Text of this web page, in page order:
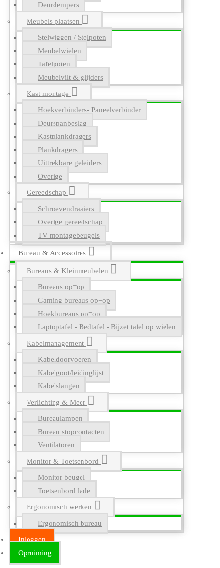
Deurdempers
Meubels plaatsen
Stelwiggen / Stelpoten
Meubelwielen
Tafelpoten
Meubelvilt & glijders
Kast montage
Hoekverbinders- Paneelverbinder
Deurspanbeslag
Kastplankdragers
Plankdragers
Uittrekbare geleiders
Overige
Gereedschap
Schroevendraaiers
Overige gereedschap
TV montagebeugels
Bureau & Accessoires
Bureaus & Kleinmeubelen
Bureaus op=op
Gaming bureaus op=op
Hoekbureaus op=op
Laptoptafel - Bedtafel - Bijzet tafel op wielen
Kabelmanagement
Kabeldoorvoeren
Kabelgoot/leidinglijst
Kabelslangen
Verlichting & Meer
Bureaulampen
Bureau stopcontacten
Ventilatoren
Monitor & Toetsenbord
Monitor beugel
Toetsenbord lade
Ergonomisch werken
Ergonomisch bureau
Inloggen
Opruiming